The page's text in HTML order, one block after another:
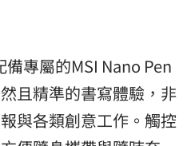
專屬的MSI Nano Pen
且精準的書寫體驗，非
與各類創意工作。觸控